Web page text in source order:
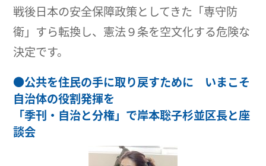
戦後日本の安全保障政策としてきた「専守防
衛」すら転換し、憲法９条を空文化する危険な
決定です。
●公共を住民の手に取り戻すために いまこそ
自治体の役割発揮を
「季刊・自治と分権」で岸本聡子杉並区長と座
談会